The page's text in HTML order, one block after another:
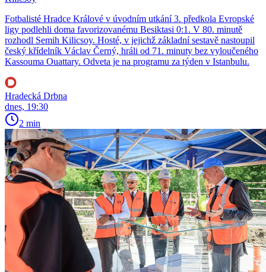
Fotbalisté Hradce Králové v úvodním utkání 3. předkola Evropské
ligy podlehli doma favorizovanému Besiktasi 0:1. V 80. minutě
rozhodl Semih Kilicsoy. Hosté, v jejichž základní sestavě nastoupil
český křídelník Václav Černý, hráli od 71. minuty bez vyloučeného
Kassouma Ouattary. Odveta je na programu za týden v Istanbulu.
Hradecká Drbna
dnes, 19:30
2 min